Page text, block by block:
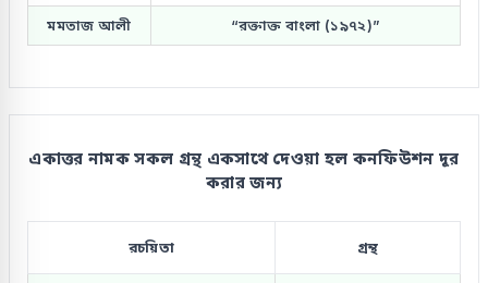
মমতাজ আলী “রক্তাক্ত বাংলা (১৯৭২)”
একাত্তর নামক সকল গ্রন্থ একসাথে দেওয়া হল কনফিউশন দূর
করার জন্য
রচয়িতা গ্রন্থ